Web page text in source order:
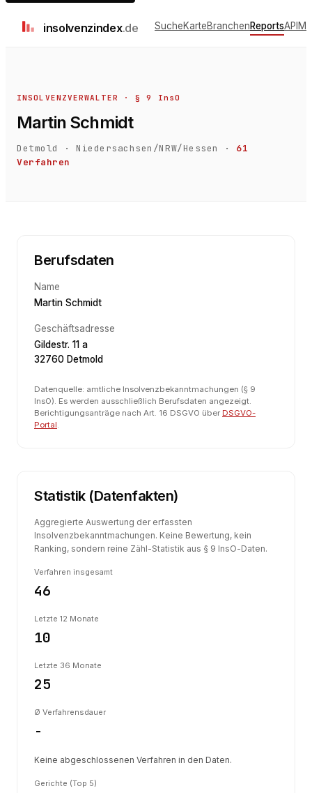
insolvenzindex.de SucheKarteBranchenReportsAPI
INSOLVENZVERWALTER · § 9 InsO
Martin Schmidt
Detmold ·Niedersachsen/NRW/Hessen ·
61
Verfahren
Berufsdaten
Name
Martin Schmidt
Geschäftsadresse
Gildestr. 11 a
32760 Detmold
Datenquelle: amtliche Insolvenzbekanntmachungen (§ 9
InsO). Es werden ausschließlich Berufsdaten angezeigt.
Berichtigungsanträge nach Art. 16 DSGVO über DSGVO-
Portal.
Statistik (Datenfakten)
Aggregierte Auswertung der erfassten
Insolvenzbekanntmachungen. Keine Bewertung, kein
Ranking, sondern reine Zähl-Statistik aus § 9 InsO-Daten.
Verfahren insgesamt
46
Letzte 12 Monate
10
Letzte 36 Monate
25
Ø Verfahrensdauer
-
Keine abgeschlossenen Verfahren in den Daten.
Gerichte (Top 5)